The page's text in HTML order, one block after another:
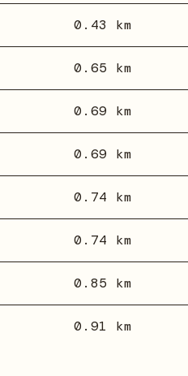
0.43 km
0.65 km
0.69 km
0.69 km
0.74 km
0.74 km
0.85 km
0.91 km